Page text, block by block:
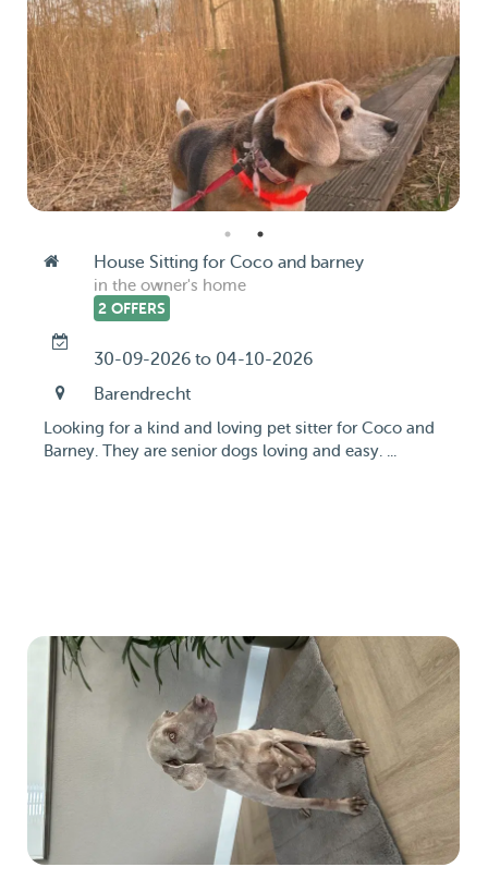
House Sitting for Coco and barney
in the owner's home
2 OFFERS
30-09-2026 to 04-10-2026
Barendrecht
Looking for a kind and loving pet sitter for Coco and
Barney. They are senior dogs loving and easy. ...